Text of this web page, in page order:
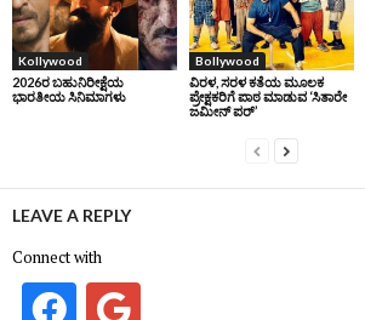
Kollywood
2026ರ ಬಹುನಿರೀಕ್ಷೆಯ
ಭಾರತೀಯ ಸಿನಿಮಾಗಳು
Bollywood
ವಿರಳ, ಸರಳ ಕತೆಯ ಮೂಲಕ
ಪ್ರೇಕ್ಷಕರಿಗೆ ಪಾಠ ಮಾಡುವ ‘ಸಿತಾರೇ
ಜಮೀನ್‌ ಪರ್’
LEAVE A REPLY
Connect with